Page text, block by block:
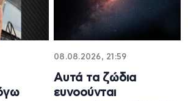
08.08.2026, 21:59
Aυτά τα ζώδια
ευνοούνται